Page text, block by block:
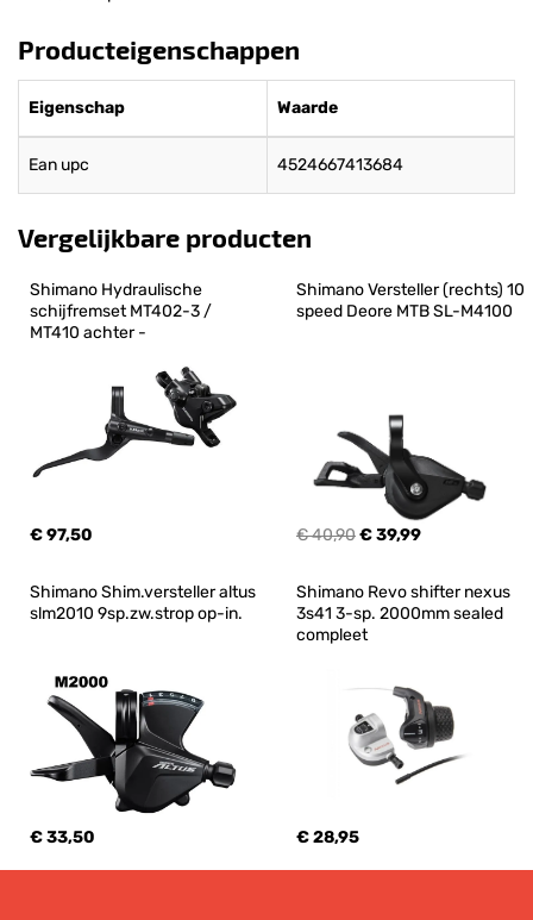
Producteigenschappen
Eigenschap Waarde
Ean upc 4524667413684
Vergelijkbare producten
Shimano Hydraulische
schijfremset MT402-3 /
MT410 achter -
€ 97,50
Shimano Versteller (rechts) 10
speed Deore MTB SL-M4100
€ 40,90€ 39,99
Shimano Shim.versteller altus
slm2010 9sp.zw.strop op-in.
€ 33,50
Shimano Revo shifter nexus
3s41 3-sp. 2000mm sealed
compleet
€ 28,95